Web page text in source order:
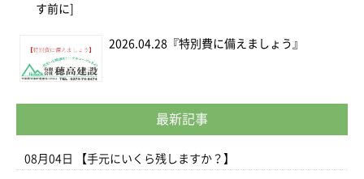
す前に]
2026.04.28 『特別費に備えましょう』
最新記事
08月04日 【手元にいくら残しますか？】